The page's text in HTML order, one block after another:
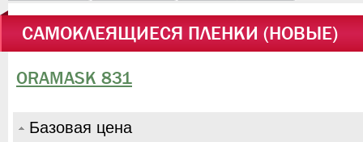
САМОКЛЕЯЩИЕСЯ ПЛЕНКИ (НОВЫЕ)
ORAMASK 831
Базовая цена